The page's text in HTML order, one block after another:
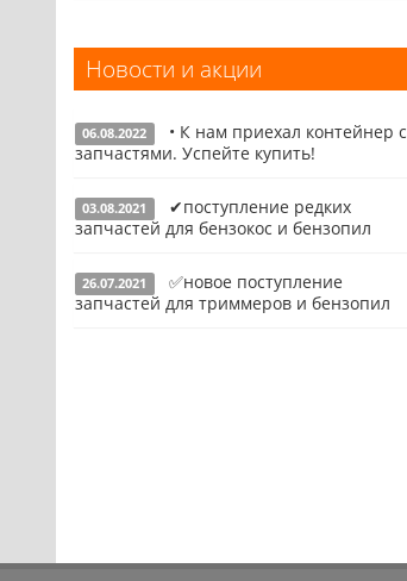
Запчасти для УШМ (болгарок)
другие
Якоря, статоры
Щётки, щёточные узлы
Новости и акции
06.08.2022
• К нам приехал контейнер с
запчастями. Успейте купить!
Подробнее
03.08.2021
✔поступление редких
запчастей для бензокос и бензопил
Подробнее
26.07.2021
✅новое поступление
запчастей для триммеров и бензопил